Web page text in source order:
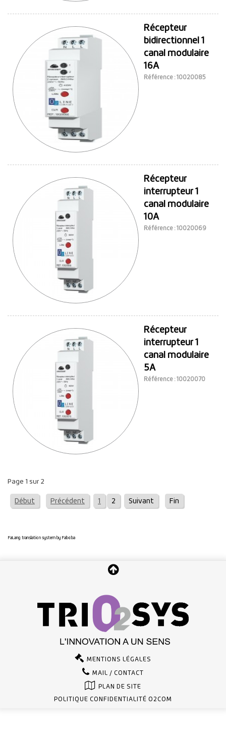
Récepteur
bidirectionnel 1
canal modulaire
16A
Référence : 10020085
Récepteur
interrupteur 1
canal modulaire
10A
Référence : 10020069
Récepteur
interrupteur 1
canal modulaire
5A
Référence : 10020070
Page 1 sur 2
Début Précédent 1 2 Suivant Fin
FaLang translation system by Faboba
MENTIONS LÉGALES
MAIL / CONTACT
PLAN DE SITE
POLITIQUE CONFIDENTIALITÉ O2COM